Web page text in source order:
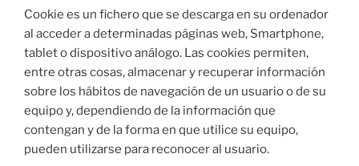
Cookie es un fichero que se descarga en su ordenador
al acceder a determinadas páginas web, Smartphone,
tablet o dispositivo análogo. Las cookies permiten,
entre otras cosas, almacenar y recuperar información
sobre los hábitos de navegación de un usuario o de su
equipo y, dependiendo de la información que
contengan y de la forma en que utilice su equipo,
pueden utilizarse para reconocer al usuario.